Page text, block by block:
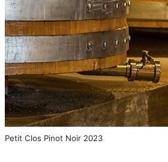
Petit Clos Pinot Noir 2023